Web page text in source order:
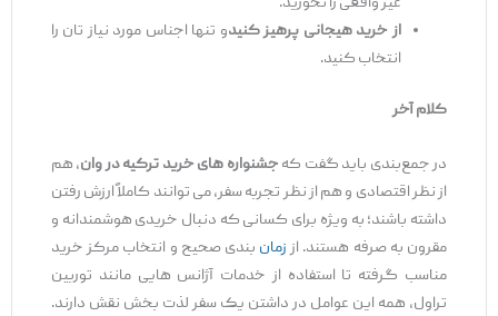
از خرید هیجانی پرهیز کنیدو تنها اجناس مورد نیاز تان را
انتخاب کنید.
کلام آخر
در جمع‌بندی باید گفت کهجشنواره ‌های خرید ترکیه در وان، هم
از نظر اقتصادی و هم از نظر تجربه سفر، می‌ توانند کاملاً ارزش رفتن
داشته باشند؛ به‌ ویژه برای کسانی که دنبال خریدی هوشمندانه و
مقرون ‌به‌ صرفه هستند. از زمان‌بندی صحیح و انتخاب مرکز خرید
مناسب گرفته تا استفاده از خدمات آژانس ‌هایی مانند توربین
تراول، همه این عوامل در داشتن یک سفر لذت ‌بخش نقش دارند.